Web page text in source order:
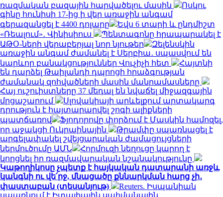
ռազմական բազային հարվածելու մասին
Ոսկու
գինը հունիսի 17-ից ի վեր առաջին անգամ
գերազանցել է 4400 դոլարը
Եվս 6 տարի և ընդմիշտ
«Ռեալում»․ Վինիսիուս
Պենտագոնը հրապարակել է
ԱԹՕ-ների վերաբերյալ նոր նյութեր
Զելենսկին
առաջին անգամ ժամանել է Սերբիա․ սպասվում են
կարևոր բանակցություններ Վուչիչի հետ
Հայտնի
են դարձել Թաիլանդի դպրոցի հրաձգության
ժամանակ զոհվածների մասին մանրամասները
Հայ ուշուիստները 37 մեդալ են նվաճել միջազգային
մրցաշարում
Սլովակիայի արևելքում արտակարգ
դրություն է հայտարարվել շոգի ալիքների
պատճառով
Ֆյոդորովը փորձում է Մասկին համոզել,
որ աջակցի Ուկրաինային
Թրամփը սպառնացել է
արգելափակել շվեյցարական ժամացույցների
ներմուծումը ԱՄՆ
Հորմուզի նեղուցը կարող է
կորցնել իր ռազմավարական նշանակությունը
Կաթողիկոսը չպետք է հայկական դատարանի առջև
կանգնի ու վե՛րջ, մնացածը քննարկման հարց չի․
փաստաբան (տեսանյութ)
Reuters. Իսպանիան
սպառնում է Իտալիային սահմանային